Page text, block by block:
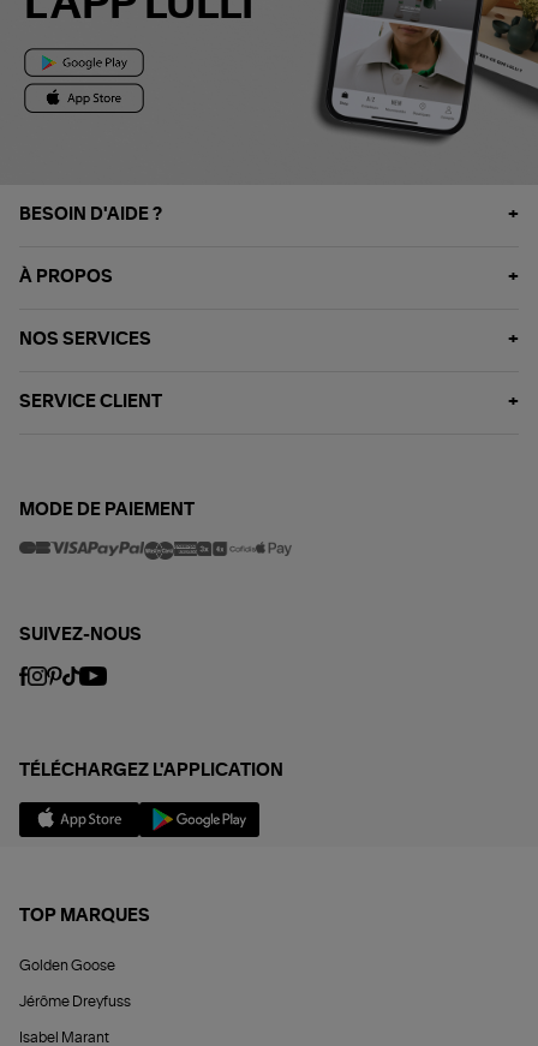
BESOIN D'AIDE ?
À PROPOS
NOS SERVICES
SERVICE CLIENT
MODE DE PAIEMENT
SUIVEZ-NOUS
TÉLÉCHARGEZ L'APPLICATION
TOP MARQUES
Golden Goose
Jérôme Dreyfuss
Isabel Marant